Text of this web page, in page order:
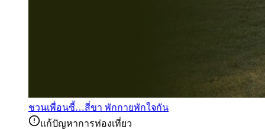
ชวนเพื่อนซี้…สี่ขา พักกายพักใจกัน
แก้ปัญหาการท่องเที่ยว